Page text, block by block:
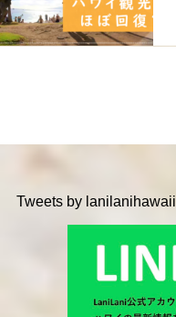
Tweets by lanilanihawaii